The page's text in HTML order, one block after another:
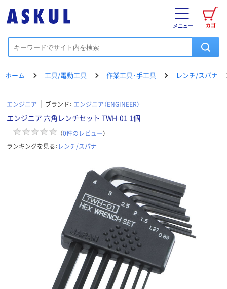
カゴ
メニュー
ホーム 工具/電動工具 作業工具・手工具 レンチ/スパナ
エンジニア ブランド： エンジニア（ENGINEER）
エンジニア 六角レンチセット TWH-01 1個
（0件のレビュー）
ランキングを見る：レンチ/スパナ